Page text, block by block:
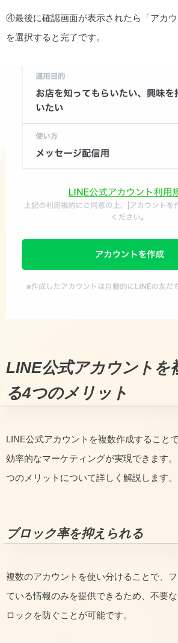
④最後に確認画面が表示されたら「アカ
を選択すると完了です。
LINE公式アカウントを
る4つのメリット
LINE公式アカウントを複数作成すること
効率的なマーケティングが実現できます
つのメリットについて詳しく解説します。
ブロック率を抑えられる
複数のアカウントを使い分けることで、
ている情報のみを提供できるため、不要
ロックを防ぐことが可能です。